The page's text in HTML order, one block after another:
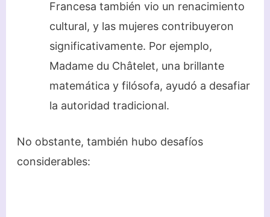
Francesa también vio un renacimiento
cultural, y las mujeres contribuyeron
significativamente. Por ejemplo,
Madame du Châtelet, una brillante
matemática y filósofa, ayudó a desafiar
la autoridad tradicional.
No obstante, también hubo desafíos
considerables: